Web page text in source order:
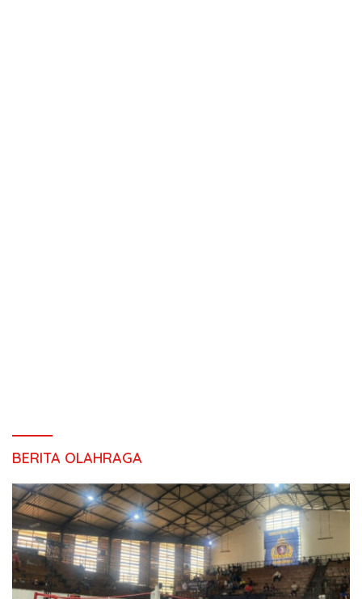
BERITA OLAHRAGA